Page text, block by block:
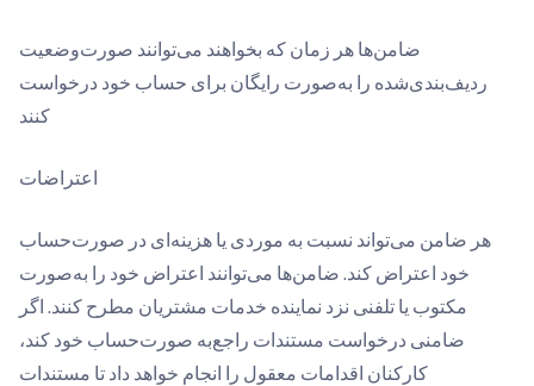
ضامن‌ها هر زمان که بخواهند می‌توانند صورت‌وضعیت
ردیف‌بندی‌شده را به‌صورت رایگان برای حساب خود درخواست
کنند
اعتراضات
هر ضامن می‌تواند نسبت به موردی یا هزینه‌ای در صورت‌حساب
خود اعتراض کند. ضامن‌ها می‌توانند اعتراض خود را به‌صورت
مکتوب یا تلفنی نزد نماینده خدمات مشتریان مطرح کنند. اگر
ضامنی درخواست مستندات راجع‌به صورت‌حساب خود کند،
کارکنان اقدامات معقول را انجام خواهد داد تا مستندات